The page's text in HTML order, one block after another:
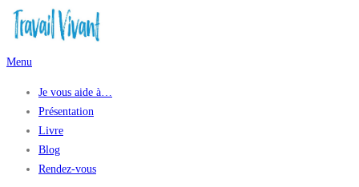
Aller
au
Menu
Je vous aide à…
Présentation
Livre
Blog
Rendez-vous